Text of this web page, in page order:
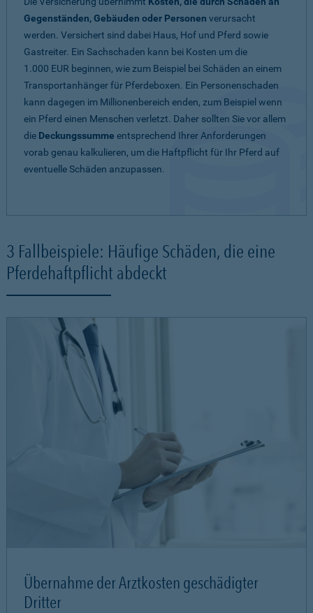
Gegenständen, Gebäuden oder Personen verursacht
werden. Versichert sind dabei Haus, Hof und Pferd sowie
Gastreiter. Ein Sachschaden kann bei Kosten um die
1.000 EUR beginnen, wie zum Beispiel bei Schäden an einem
Transportanhänger für Pferdeboxen. Ein Personenschaden
kann dagegen im Millionenbereich enden, zum Beispiel wenn
ein Pferd einen Menschen verletzt. Daher sollten Sie vor allem
die Deckungssumme entsprechend Ihrer Anforderungen
vorab genau kalkulieren, um die Haftpflicht für Ihr Pferd auf
eventuelle Schäden anzupassen.
3 Fallbeispiele: Häufige Schäden, die eine
Pferdehaftpflicht abdeckt
Übernahme der Arztkosten geschädigter
Dritter